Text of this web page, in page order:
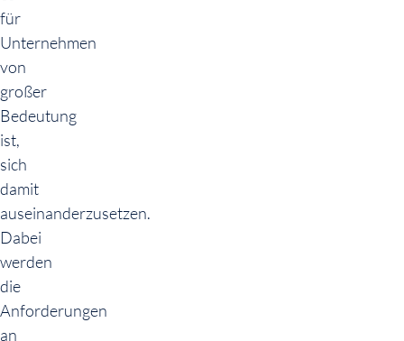
für
Unternehmen
von
großer
Bedeutung
ist,
sich
damit
auseinanderzusetzen.
Dabei
werden
die
Anforderungen
an